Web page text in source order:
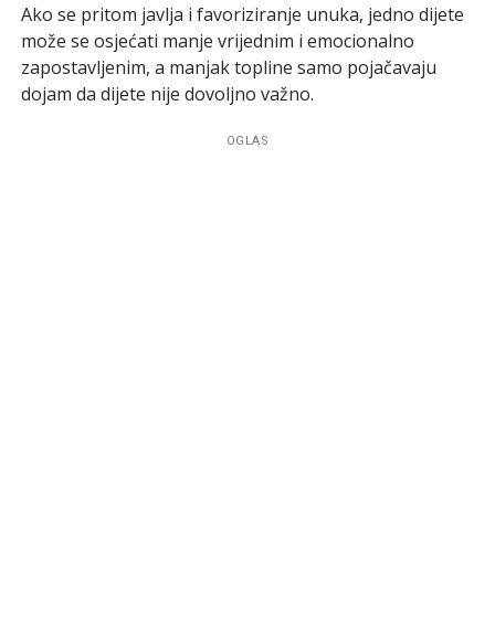
Ako se pritom javlja i favoriziranje unuka, jedno dijete
može se osjećati manje vrijednim i emocionalno
zapostavljenim, a manjak topline samo pojačavaju
dojam da dijete nije dovoljno važno.
OGLAS